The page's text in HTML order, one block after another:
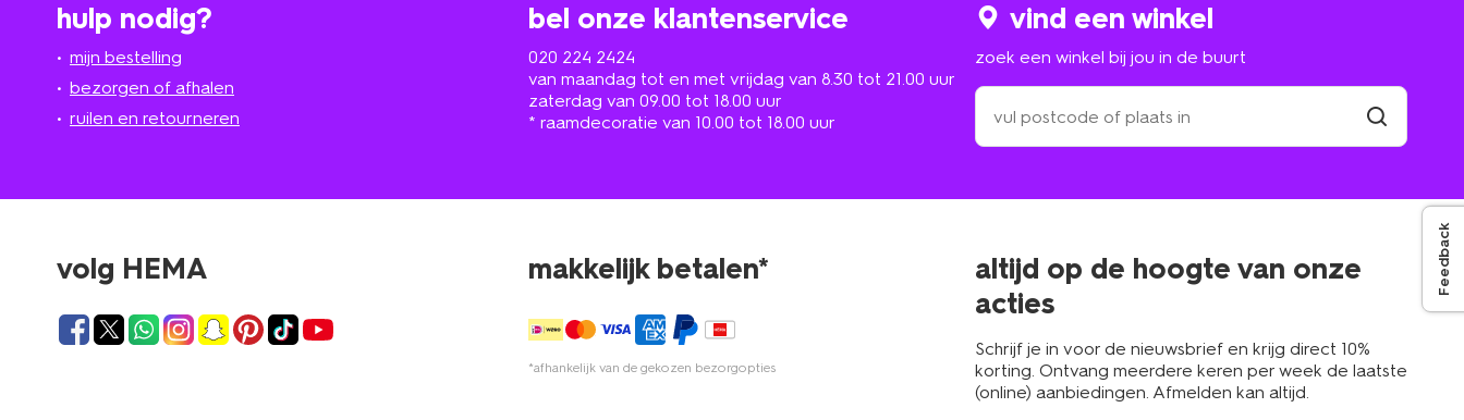
Feedback
hulp nodig?
mijn bestelling
bezorgen of afhalen
ruilen en retourneren
bel onze klantenservice
020 224 2424
van maandag tot en met vrijdag van 8.30 tot 21.00 uur
zaterdag van 09.00 tot 18.00 uur
* raamdecoratie van 10.00 tot 18.00 uur
vind een winkel
zoek een winkel bij jou in de buurt
zoek
een
winkel
in
volg HEMA makkelijk betalen*
*afhankelijk van de gekozen bezorgopties
altijd op de hoogte van onze
acties
Schrijf je in voor de nieuwsbrief en krijg direct 10%
korting. Ontvang meerdere keren per week de laatste
(online) aanbiedingen. Afmelden kan altijd.